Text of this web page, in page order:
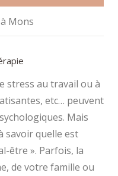
Mons
stress au travail ou à
etc… peuvent
Mais
savoir quelle est
être ». Parfois, la
de votre famille ou